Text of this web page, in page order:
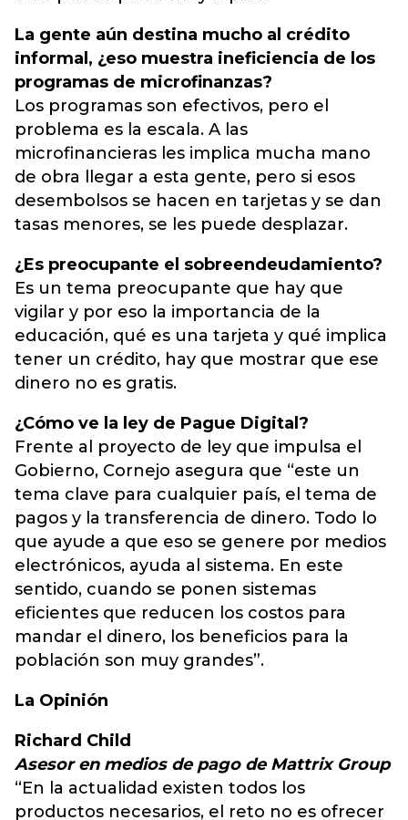
La gente aún destina mucho al crédito
informal, ¿eso muestra ineficiencia de los
programas de microfinanzas?
Los programas son efectivos, pero el
problema es la escala. A las
microfinancieras les implica mucha mano
de obra llegar a esta gente, pero si esos
desembolsos se hacen en tarjetas y se dan
tasas menores, se les puede desplazar.
¿Es preocupante el sobreendeudamiento?
Es un tema preocupante que hay que
vigilar y por eso la importancia de la
educación, qué es una tarjeta y qué implica
tener un crédito, hay que mostrar que ese
dinero no es gratis.
¿Cómo ve la ley de Pague Digital?
Frente al proyecto de ley que impulsa el
Gobierno, Cornejo asegura que “este un
tema clave para cualquier país, el tema de
pagos y la transferencia de dinero. Todo lo
que ayude a que eso se genere por medios
electrónicos, ayuda al sistema. En este
sentido, cuando se ponen sistemas
eficientes que reducen los costos para
mandar el dinero, los beneficios para la
población son muy grandes”.
La Opinión
Richard Child
Asesor en medios de pago de Mattrix Group
“En la actualidad existen todos los
productos necesarios, el reto no es ofrecer